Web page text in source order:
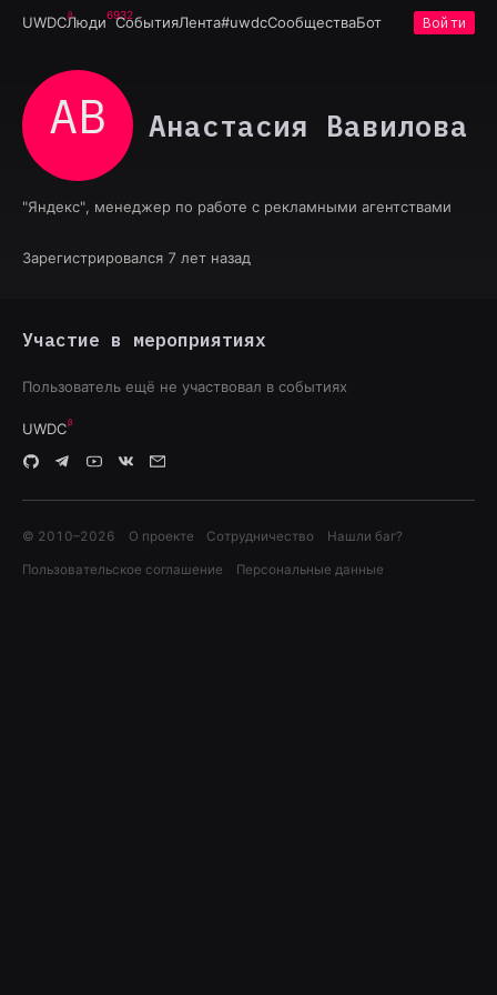
UWDCЛюди6932
СобытияЛента#uwdcСообществаБот Войти
АВ Анастасия Вавилова
"Яндекс", менеджер по работе с рекламными агентствами
Зарегистрировался 7 лет назад
Участие в мероприятиях
Пользователь ещё не участвовал в событиях
UWDC
© 2010–2026 О проекте Сотрудничество Нашли баг?
Пользовательское соглашение Персональные данные